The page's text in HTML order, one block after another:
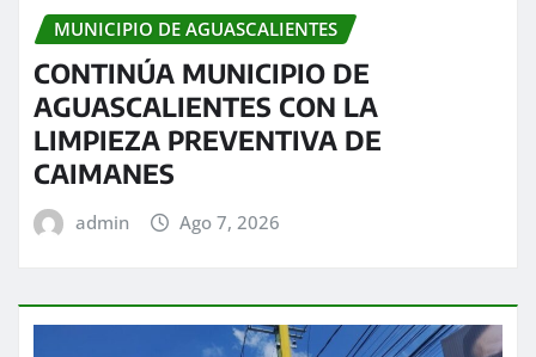
MUNICIPIO DE AGUASCALIENTES
CONTINÚA MUNICIPIO DE
AGUASCALIENTES CON LA
LIMPIEZA PREVENTIVA DE
CAIMANES
admin Ago 7, 2026